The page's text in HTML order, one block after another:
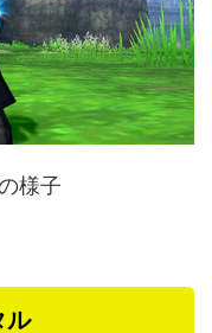
様子
ル